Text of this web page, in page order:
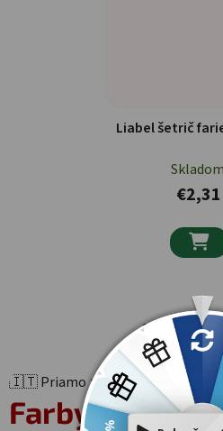
Liabel šetrič
€2,31

23 položiek
🇮🇹 Priamo z Talianska ·
Farby na textil